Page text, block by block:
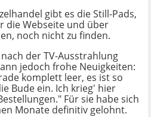
gibt es die Still-Pads,
die Webseite und über
noch nicht zu finden.
der TV-Ausstrahlung
jedoch frohe Neuigkeiten:
komplett leer, es ist so
Bude ein. Ich krieg' hier
Für sie habe sich
Monate definitiv gelohnt.